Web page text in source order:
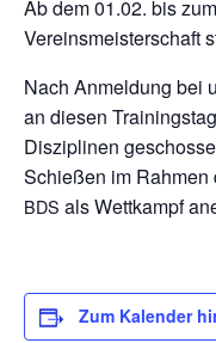
Ab dem 01.02. bis
Ver­eins­meis­ter­schaft
Nach Anmel­dung bei
an die­sen
Dis­zi­pli­nen
Schie­ßen im Rah­men
BDS als Wett­kampf
Zum Kalender